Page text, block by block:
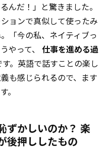
んだ！」と驚きました。
ョンで真似して使ったみ
「今の私、ネイティブっ
やって、 仕事を進める過
す。英語で話すことの楽し
も感じられるので、ます
。
ずかしいのか？ 楽
後押ししたもの